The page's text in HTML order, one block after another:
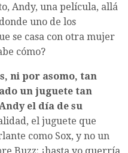
Andy, una película, allá
uno de los
se casa con otra mujer
cómo?
ni por asomo, tan
un juguete tan
el día de su
el juguete que
como Sox, y no un